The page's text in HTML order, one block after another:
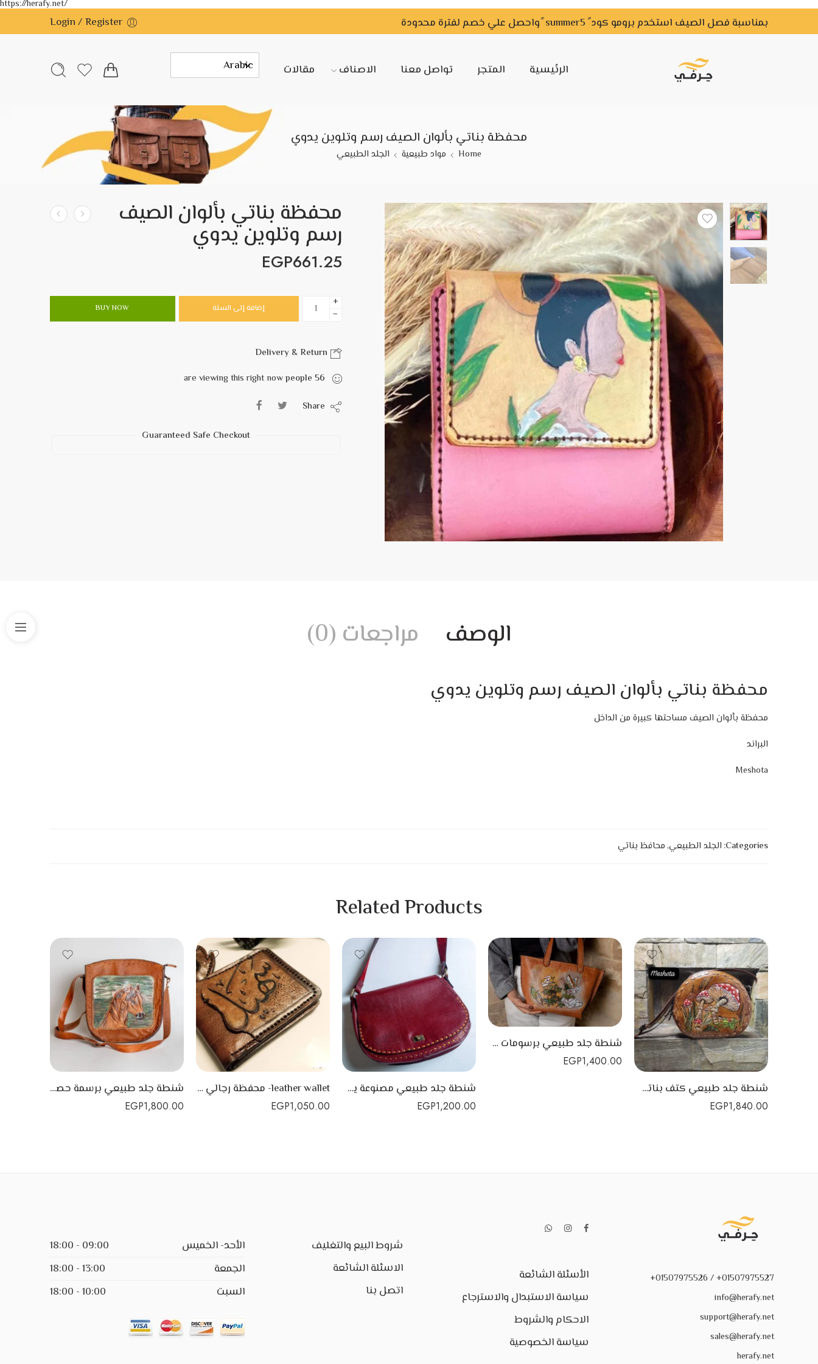
https://herafy.net/
بمناسبة فصل الصيف استخدم برومو كود ً summer5 ًواحصل علي خصم لفترة محدودة Login / Register
الرئيسية المتجر تواصل معنا الاصناف مقالات
محفظة بناتي بألوان الصيف رسم وتلوين يدوي
Home مواد طبيعية الجلد الطبيعي
محفظة بناتي بألوان الصيف
رسم وتلوين يدوي
EGP661.25
+
−
إضافة إلى السلة BUY NOW
56
people
are viewing this right now
Guaranteed Safe Checkout
الوصف مراجعات (0)
محفظة بناتي بألوان الصيف رسم وتلوين يدوي
محفظة بألوان الصيف مساحتها كبيرة من الداخل
البراند
Meshota
Categories: الجلد الطبيعي,محافظ بناتي
Related Products
شنطة جلد طبيعي كتف بناتي مصنوعة يدويًا
EGP1,840.00
شنطة جلد طبيعي برسومات من الطبيعة
EGP1,400.00
شنطة جلد طبيعي مصنوعة يدويًا من أجل أناقتك
EGP1,200.00
leather wallet- محفظة رجالي جلد طبيعي محفور عليها الإسم
EGP1,050.00
شنطة جلد طبيعي برسمة حصان بارز
EGP1,800.00
01507975527+ / 01507975526+
info@herafy.net
support@herafy.net
sales@herafy.net
herafy.net
الأسئلة الشائعة
سياسة الاستبدال والاسترجاع
الاحكام والشروط
سياسة الخصوصية
شروط البيع والتغليف
الاسئلة الشائعة
اتصل بنا
الأحد- الخميس
09:00 - 18:00
الجمعة
13:00 - 18:00
السبت
10:00 - 18:00